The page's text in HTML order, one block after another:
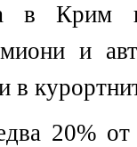
в Крим
и
20% от